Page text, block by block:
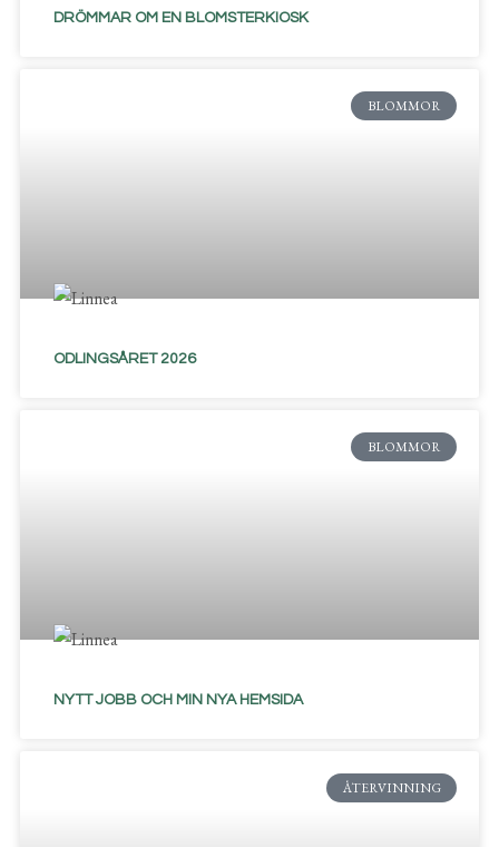
DRÖMMAR OM EN BLOMSTERKIOSK
BLOMMOR
ODLINGSÅRET 2026
BLOMMOR
NYTT JOBB OCH MIN NYA HEMSIDA
ÅTERVINNING